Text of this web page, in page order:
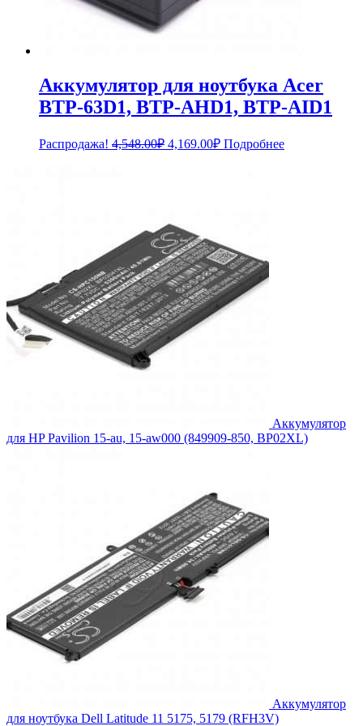
Аккумулятор для ноутбука Acer
BTP-63D1, BTP-AHD1, BTP-AID1
Распродажа! 4,548.00₽ Первоначальная
4,169.00₽Текущая
цена:
Подробнее
Аккумулятор
для HP Pavilion 15-au, 15-aw000 (849909-850, BP02XL)
Аккумулятор
для ноутбука Dell Latitude 11 5175, 5179 (RFH3V)